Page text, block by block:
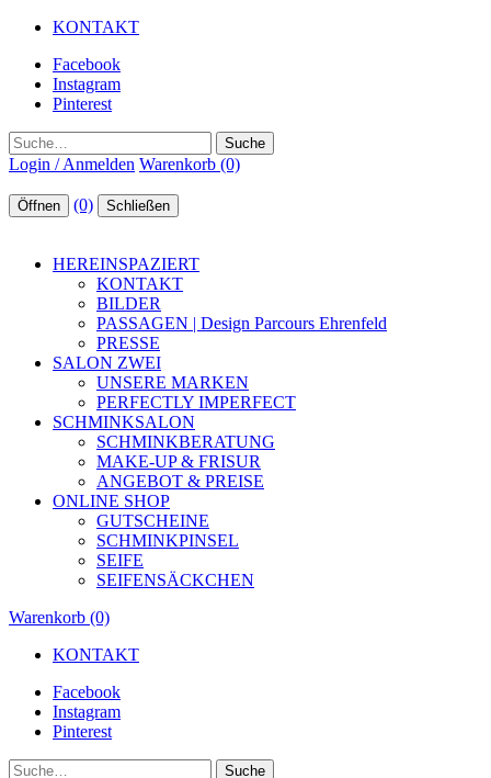
KONTAKT
Facebook
Instagram
Pinterest
Suche
Login / Anmelden Warenkorb (0)
Öffnen (0) Schließen
HEREINSPAZIERT
KONTAKT
BILDER
PASSAGEN | Design Parcours Ehrenfeld
PRESSE
SALON ZWEI
UNSERE MARKEN
PERFECTLY IMPERFECT
SCHMINKSALON
SCHMINKBERATUNG
MAKE-UP & FRISUR
ANGEBOT & PREISE
ONLINE SHOP
GUTSCHEINE
SCHMINKPINSEL
SEIFE
SEIFENSÄCKCHEN
Warenkorb (0)
KONTAKT
Facebook
Instagram
Pinterest
Suche